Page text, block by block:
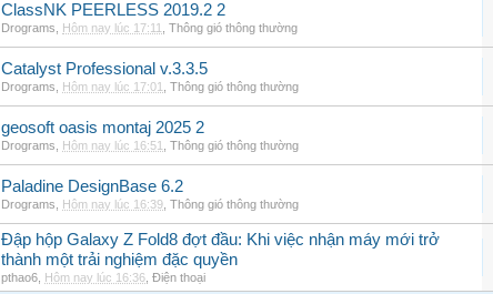
ClassNK PEERLESS 2019.2 2
Drograms Hôm nay lúc 17:11 Thông gió thông thường
Catalyst Professional v.3.3.5
Drograms Hôm nay lúc 17:01 Thông gió thông thường
geosoft oasis montaj 2025 2
Drograms Hôm nay lúc 16:51 Thông gió thông thường
Paladine DesignBase 6.2
Drograms Hôm nay lúc 16:39 Thông gió thông thường
Đập hộp Galaxy Z Fold8 đợt đầu: Khi việc nhận máy mới trở
thành một trải nghiệm đặc quyền
pthao6 Hôm nay lúc 16:36 Điện thoại